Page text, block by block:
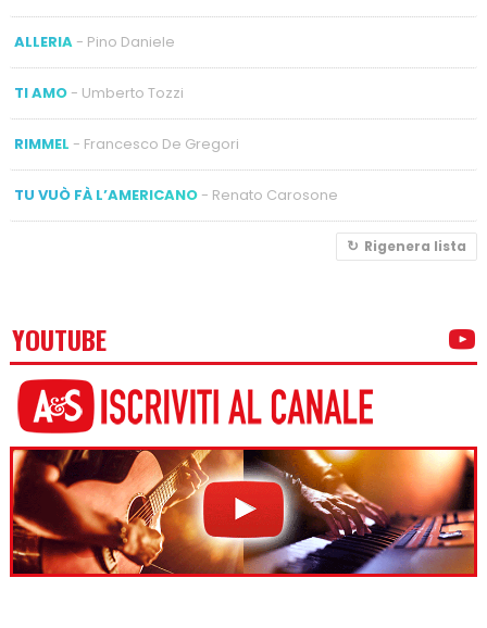
ALLERIA- Pino Daniele
TI AMO- Umberto Tozzi
RIMMEL - Francesco De Gregori
TU VUÒ FÀ L’AMERICANO- Renato Carosone
Rigenera lista
YOUTUBE